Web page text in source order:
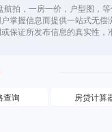
航拍，一房一价，户型图，
掌握信息而提供一站式无偿
保证所发布信息的真实性，
查询 房贷计算